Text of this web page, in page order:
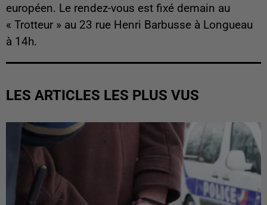
européen. Le rendez-vous est fixé demain au
« Trotteur » au 23 rue Henri Barbusse à Longueau
à 14h.
LES ARTICLES LES PLUS VUS